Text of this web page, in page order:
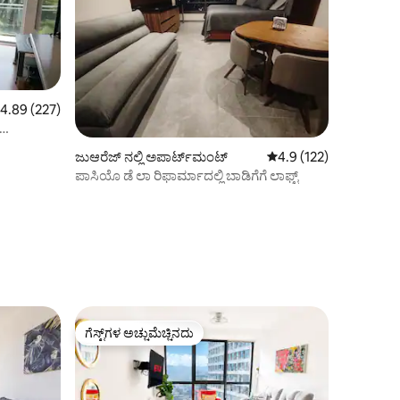
4.89 ಸರಾಸರಿ ರೇಟಿಂಗ್, 227 ವಿಮರ್ಶೆಗಳು
4.89 (227)
ಜುಆರೆಜ್ ನಲ್ಲಿ ಅಪಾರ್ಟ್‌ಮಂಟ್ 5 ರಲ್ಲಿ 4.9 ಸರಾಸರಿ
4.9 (122)
ಪಾಸಿಯೊ ಡೆ ಲಾ ರಿಫಾರ್ಮಾದಲ್ಲಿ ಬಾಡಿಗೆಗೆ ಲಾಫ್ಟ್
ಗೆಸ್ಟ್‌ಗಳ ಅಚ್ಚುಮೆಚ್ಚಿನದು
ಗೆಸ್ಟ್‌ಗಳ ಅಚ್ಚುಮೆಚ್ಚಿನದು